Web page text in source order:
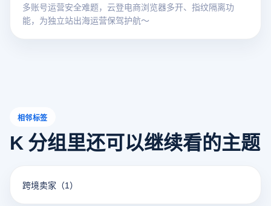
多账号运营安全难题，云登电商浏览器多开、指纹隔离功
能，为独立站出海运营保驾护航～
相邻标签
K 分组里还可以继续看的主题
跨境卖家 （1）